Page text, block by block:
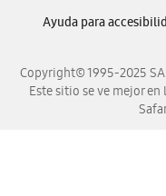
Copyright© 1995-2025
Este sitio se ve mejor
Ayuda para